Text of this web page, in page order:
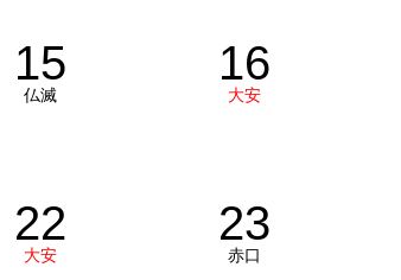
15
仏滅
16
大安
22
大安
23
赤口